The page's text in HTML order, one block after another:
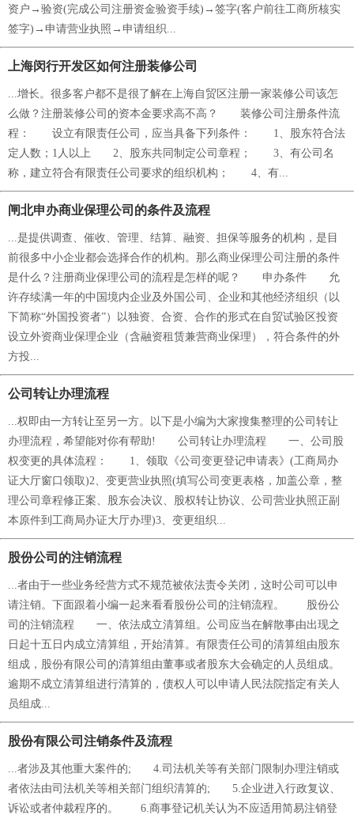
资户→验资(完成公司注册资金验资手续)→签字(客户前往工商所核实
签字)→申请营业执照→申请组织...
上海闵行开发区如何注册装修公司
...增长。很多客户都不是很了解在上海自贸区注册一家装修公司该怎
么做？注册装修公司的资本金要求高不高？ 装修公司注册条件流
程： 设立有限责任公司，应当具备下列条件： 1、股东符合法
定人数；1人以上 2、股东共同制定公司章程； 3、有公司名
称，建立符合有限责任公司要求的组织机构； 4、有...
闸北申办商业保理公司的条件及流程
...是提供调查、催收、管理、结算、融资、担保等服务的机构，是目
前很多中小企业都会选择合作的机构。那么商业保理公司注册的条件
是什么？注册商业保理公司的流程是怎样的呢？ 申办条件 允
许存续满一年的中国境内企业及外国公司、企业和其他经济组织（以
下简称“外国投资者”）以独资、合资、合作的形式在自贸试验区投资
设立外资商业保理企业（含融资租赁兼营商业保理），符合条件的外
方投...
公司转让办理流程
...权即由一方转让至另一方。以下是小编为大家搜集整理的公司转让
办理流程，希望能对你有帮助! 公司转让办理流程 一、公司股
权变更的具体流程： 1、领取《公司变更登记申请表》(工商局办
证大厅窗口领取)2、变更营业执照(填写公司变更表格，加盖公章，整
理公司章程修正案、股东会决议、股权转让协议、公司营业执照正副
本原件到工商局办证大厅办理)3、变更组织...
股份公司的注销流程
...者由于一些业务经营方式不规范被依法责令关闭，这时公司可以申
请注销。下面跟着小编一起来看看股份公司的注销流程。 股份公
司的注销流程 一、依法成立清算组。公司应当在解散事由出现之
日起十五日内成立清算组，开始清算。有限责任公司的清算组由股东
组成，股份有限公司的清算组由董事或者股东大会确定的人员组成。
逾期不成立清算组进行清算的，债权人可以申请人民法院指定有关人
员组成...
股份有限公司注销条件及流程
...者涉及其他重大案件的; 4.司法机关等有关部门限制办理注销或
者依法由司法机关等相关部门组织清算的; 5.企业进入行政复议、
诉讼或者仲裁程序的。 6.商事登记机关认为不应适用简易注销登